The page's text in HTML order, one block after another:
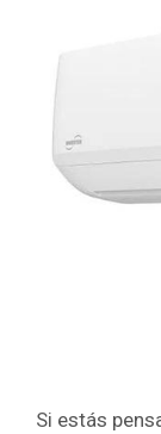
Si estás